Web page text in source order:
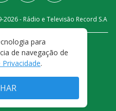
2026- Rádio e Televisão Record S.A
PRIVACIDADE
DE USO
para
de navegação de
.